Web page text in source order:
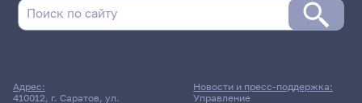
Адрес:
410012, г. Саратов, ул.
Новости и пресс-поддержка:
Управление